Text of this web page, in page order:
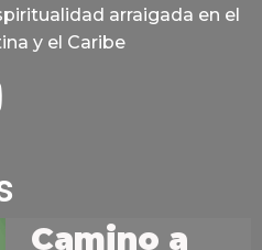
arraigada en el
y el Caribe
Camino a